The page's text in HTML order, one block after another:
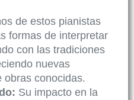
de estos pianistas
formas de interpretar
con las tradiciones
nuevas
obras conocidas.
Su impacto en la